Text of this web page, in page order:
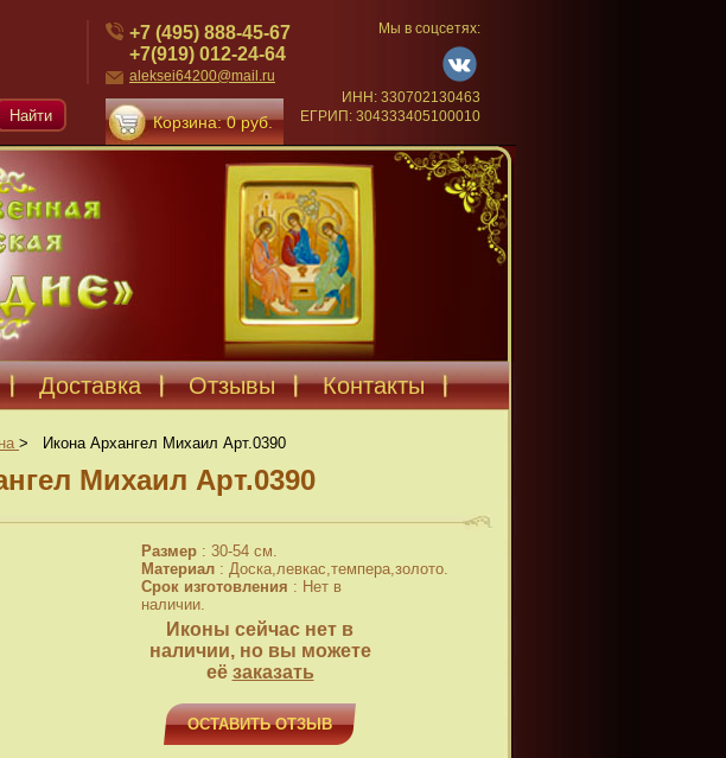
+7 (495) 888-45-67
+7(919) 012-24-64
aleksei64200@mail.ru
Корзина: 0 руб.
Мы в соцсетях:
ИНН: 330702130463
ЕГРИП: 304333405100010
Найти
Доставка Отзывы Контакты
> Икона Архангел Михаил Арт.0390
Михаил Арт.0390
Размер : 30-54 см.
Материал : Доска,левкас,темпера,золото.
Срок изготовления : Нет в
наличии.
Иконы сейчас нет в
наличии, но вы можете
её заказать
ОСТАВИТЬ ОТЗЫВ